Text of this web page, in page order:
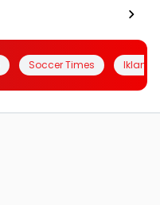
Soccer Times Iklanin